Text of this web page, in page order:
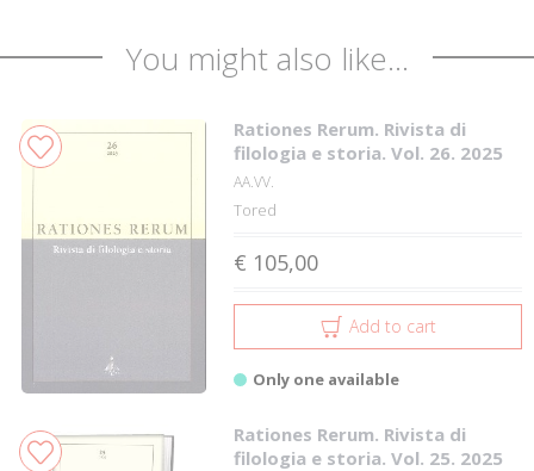
You might also like...
Rationes Rerum. Rivista di
filologia e storia. Vol. 26. 2025
AA.VV.
Tored
€ 105,00
Add to cart
Only one available
Rationes Rerum. Rivista di
filologia e storia. Vol. 25. 2025